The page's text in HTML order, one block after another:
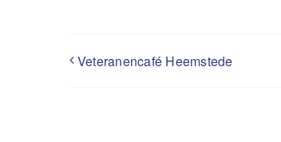
Veteranencafé Heemstede